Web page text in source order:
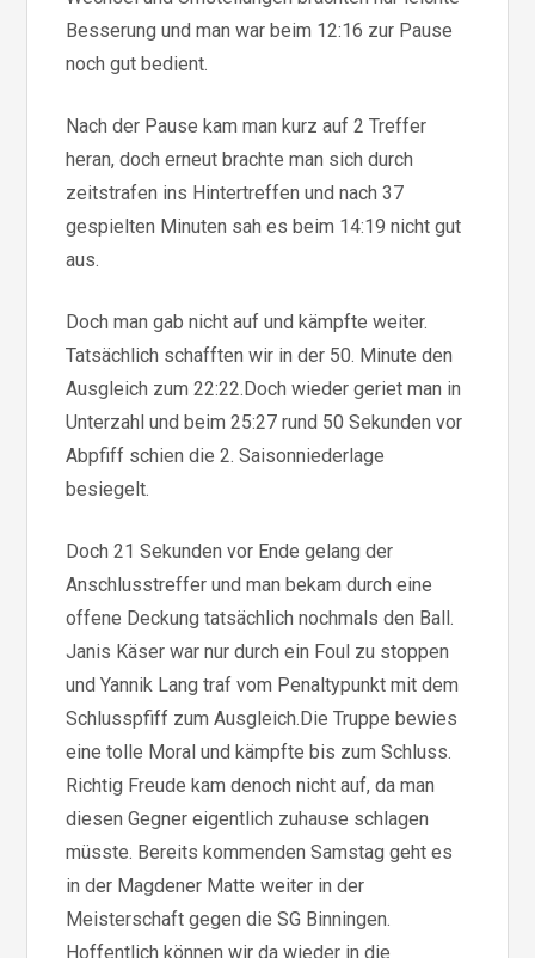
Besserung und man war beim 12:16 zur Pause
noch gut bedient.
Nach der Pause kam man kurz auf 2 Treffer
heran, doch erneut brachte man sich durch
zeitstrafen ins Hintertreffen und nach 37
gespielten Minuten sah es beim 14:19 nicht gut
aus.
Doch man gab nicht auf und kämpfte weiter.
Tatsächlich schafften wir in der 50. Minute den
Ausgleich zum 22:22.Doch wieder geriet man in
Unterzahl und beim 25:27 rund 50 Sekunden vor
Abpfiff schien die 2. Saisonniederlage
besiegelt.
Doch 21 Sekunden vor Ende gelang der
Anschlusstreffer und man bekam durch eine
offene Deckung tatsächlich nochmals den Ball.
Janis Käser war nur durch ein Foul zu stoppen
und Yannik Lang traf vom Penaltypunkt mit dem
Schlusspfiff zum Ausgleich.Die Truppe bewies
eine tolle Moral und kämpfte bis zum Schluss.
Richtig Freude kam denoch nicht auf, da man
diesen Gegner eigentlich zuhause schlagen
müsste. Bereits kommenden Samstag geht es
in der Magdener Matte weiter in der
Meisterschaft gegen die SG Binningen.
Hoffentlich können wir da wieder in die